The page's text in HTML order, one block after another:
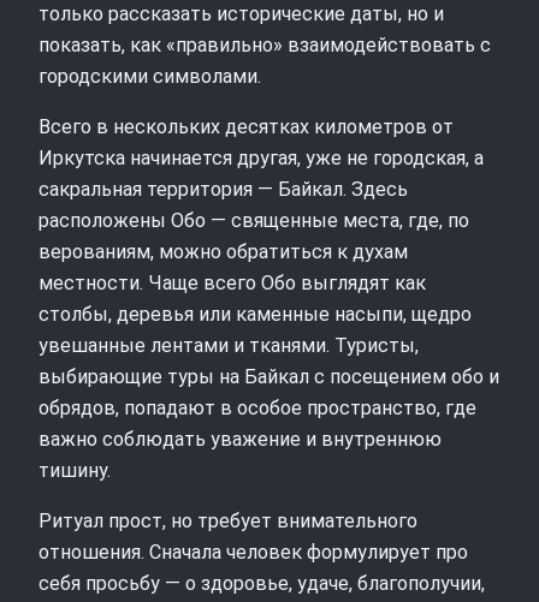
только рассказать исторические даты, но и
показать, как «правильно» взаимодействовать с
городскими символами.
Всего в нескольких десятках километров от
Иркутска начинается другая, уже не городская, а
сакральная территория — Байкал. Здесь
расположены Обо — священные места, где, по
верованиям, можно обратиться к духам
местности. Чаще всего Обо выглядят как
столбы, деревья или каменные насыпи, щедро
увешанные лентами и тканями. Туристы,
выбирающие туры на Байкал с посещением обо и
обрядов, попадают в особое пространство, где
важно соблюдать уважение и внутреннюю
тишину.
Ритуал прост, но требует внимательного
отношения. Сначала человек формулирует про
себя просьбу — о здоровье, удаче, благополучии,